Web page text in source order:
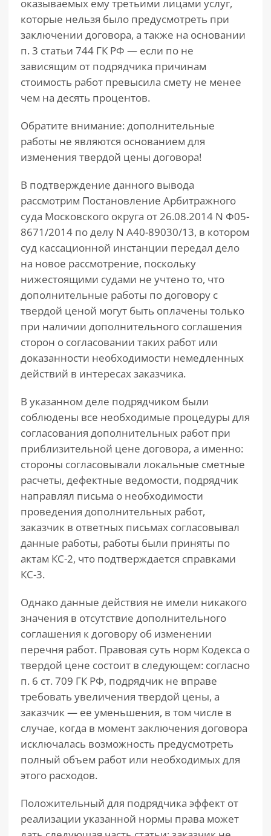
оказываемых ему третьими лицами услуг,
которые нельзя было предусмотреть при
заключении договора, а также на основании
п. 3 статьи 744 ГК РФ — если по не
зависящим от подрядчика причинам
стоимость работ превысила смету не менее
чем на десять процентов.
Обратите внимание: дополнительные
работы не являются основанием для
изменения твердой цены договора!
В подтверждение данного вывода
рассмотрим Постановление Арбитражного
суда Московского округа от 26.08.2014 N Ф05-
8671/2014 по делу N А40-89030/13, в котором
суд кассационной инстанции передал дело
на новое рассмотрение, поскольку
нижестоящими судами не учтено то, что
дополнительные работы по договору с
твердой ценой могут быть оплачены только
при наличии дополнительного соглашения
сторон о согласовании таких работ или
доказанности необходимости немедленных
действий в интересах заказчика.
В указанном деле подрядчиком были
соблюдены все необходимые процедуры для
согласования дополнительных работ при
приблизительной цене договора, а именно:
стороны согласовывали локальные сметные
расчеты, дефектные ведомости, подрядчик
направлял письма о необходимости
проведения дополнительных работ,
заказчик в ответных письмах согласовывал
данные работы, работы были приняты по
актам КС-2, что подтверждается справками
КС-3.
Однако данные действия не имели никакого
значения в отсутствие дополнительного
соглашения к договору об изменении
перечня работ. Правовая суть норм Кодекса о
твердой цене состоит в следующем: согласно
п. 6 ст. 709 ГК РФ, подрядчик не вправе
требовать увеличения твердой цены, а
заказчик — ее уменьшения, в том числе в
случае, когда в момент заключения договора
исключалась возможность предусмотреть
полный объем работ или необходимых для
этого расходов.
Положительный для подрядчика эффект от
реализации указанной нормы права может